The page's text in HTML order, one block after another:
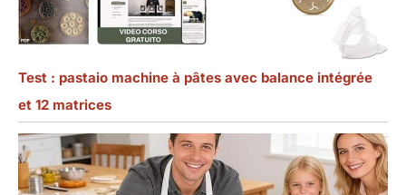
Test : pastaio machine à pâtes avec balance intégrée
et 12 matrices